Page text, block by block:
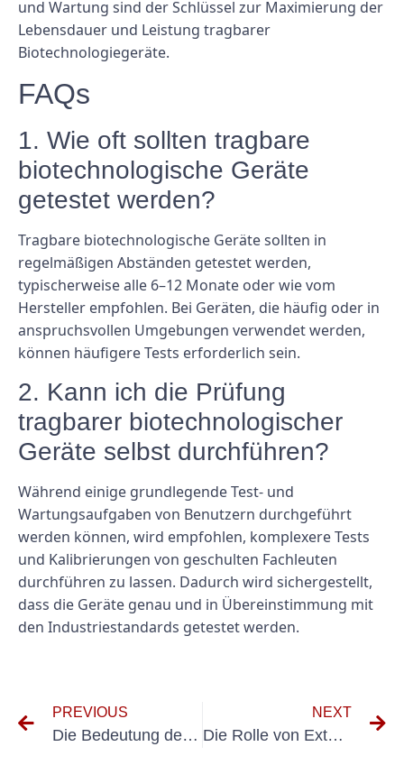
und Wartung sind der Schlüssel zur Maximierung der
Lebensdauer und Leistung tragbarer
Biotechnologiegeräte.
FAQs
1. Wie oft sollten tragbare
biotechnologische Geräte
getestet werden?
Tragbare biotechnologische Geräte sollten in
regelmäßigen Abständen getestet werden,
typischerweise alle 6–12 Monate oder wie vom
Hersteller empfohlen. Bei Geräten, die häufig oder in
anspruchsvollen Umgebungen verwendet werden,
können häufigere Tests erforderlich sein.
2. Kann ich die Prüfung
tragbarer biotechnologischer
Geräte selbst durchführen?
Während einige grundlegende Test- und
Wartungsaufgaben von Benutzern durchgeführt
werden können, wird empfohlen, komplexere Tests
und Kalibrierungen von geschulten Fachleuten
durchführen zu lassen. Dadurch wird sichergestellt,
dass die Geräte genau und in Übereinstimmung mit
den Industriestandards getestet werden.
PREVIOUS
Die Bedeutung der Elektroprüfungsleitung für die Gewährleistung der elektrischen Sicherheit
NEXT
Die Rolle von Externe VEFK bei der Gewährleistung der Sicherheit in der Nuklearindustrie